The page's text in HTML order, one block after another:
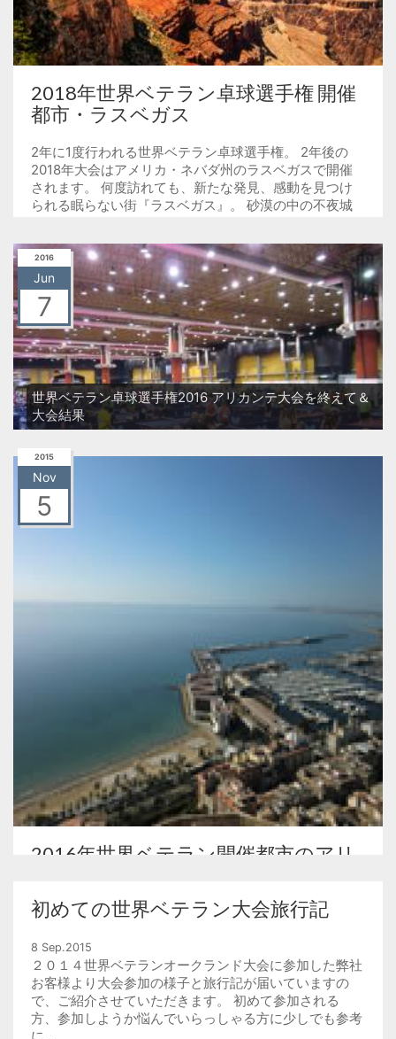
2018年世界ベテラン卓球選手権 開催
都市・ラスベガス
2年に1度行われる世界ベテラン卓球選手権。 2年後の
2018年大会はアメリカ・ネバダ州のラスベガスで開催
されます。 何度訪れても、新たな発見、感動を見つけ
られる眠らない街『ラスベガス』。 砂漠の中の不夜城
2016
Jun
7
世界ベテラン卓球選手権2016 アリカンテ大会を終えて＆
大会結果
2015
Nov
5
2016年世界ベテラン開催都市のアリ
ろ？
2016年大会はスペインのアリカンテで開催されます。
一足先に次回の開催場所・アリカンテについてご紹介し
ます。 アリカンテはスペインの...
初めての世界ベテラン大会旅行記
8 Sep.2015
２０１４世界ベテランオークランド大会に参加した弊社
お客様より大会参加の様子と旅行記が届いていますの
で、ご紹介させていただきます。 初めて参加される
方、参加しようか悩んでいらっしゃる方に少しでも参考